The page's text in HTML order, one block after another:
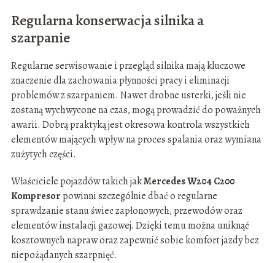
Regularna konserwacja silnika a
szarpanie
Regularne serwisowanie i przegląd silnika mają kluczowe
znaczenie dla zachowania płynności pracy i eliminacji
problemów z szarpaniem. Nawet drobne usterki, jeśli nie
zostaną wychwycone na czas, mogą prowadzić do poważnych
awarii. Dobrą praktyką jest okresowa kontrola wszystkich
elementów mających wpływ na proces spalania oraz wymiana
zużytych części.
Właściciele pojazdów takich jakMercedes W204 C200
Kompresorpowinni szczególnie dbać o regularne
sprawdzanie stanu świec zapłonowych, przewodów oraz
elementów instalacji gazowej. Dzięki temu można uniknąć
kosztownych napraw oraz zapewnić sobie komfort jazdy bez
niepożądanych szarpnięć.